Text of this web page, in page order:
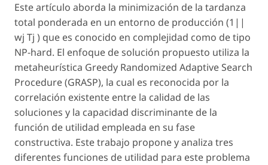
Este artículo aborda la minimización de la tardanza
total ponderada en un entorno de producción (1||
wj Tj ) que es conocido en complejidad como de tipo
NP-hard. El enfoque de solución propuesto utiliza la
metaheurística Greedy Randomized Adaptive Search
Procedure (GRASP), la cual es reconocida por la
correlación existente entre la calidad de las
soluciones y la capacidad discriminante de la
función de utilidad empleada en su fase
constructiva. Este trabajo propone y analiza tres
diferentes funciones de utilidad para este problema